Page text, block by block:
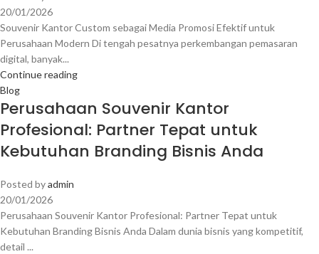
20/01/2026
Souvenir Kantor Custom sebagai Media Promosi Efektif untuk
Perusahaan Modern Di tengah pesatnya perkembangan pemasaran
digital, banyak...
Continue reading
Blog
Perusahaan Souvenir Kantor
Profesional: Partner Tepat untuk
Kebutuhan Branding Bisnis Anda
Posted byadmin
20/01/2026
Perusahaan Souvenir Kantor Profesional: Partner Tepat untuk
Kebutuhan Branding Bisnis Anda Dalam dunia bisnis yang kompetitif,
detail ...